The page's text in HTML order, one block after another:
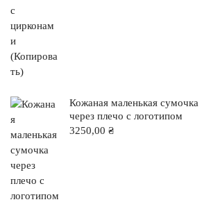
Кожаная маленькая сумочка
через плечо с логотипом
3250,00 ₴